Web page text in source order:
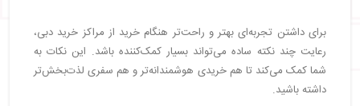
برای داشتن تجربه‌ای بهتر و راحت‌تر هنگام خرید از مراکز خرید دبی،
رعایت چند نکته ساده می‌تواند بسیار کمک‌کننده باشد. این نکات به
شما کمک می‌کند تا هم خریدی هوشمندانه‌تر و هم سفری لذت‌بخش‌تر
داشته باشید.